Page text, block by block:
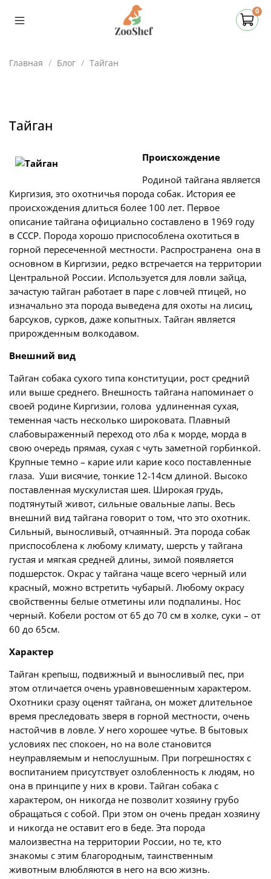
0
Главная Блог Тайган
Тайган
Происхождение
Родиной тайгана является
Киргизия, это охотничья порода собак. История ее
происхождения длиться более 100 лет. Первое
описание тайгана официально составлено в 1969 году
в СССР. Порода хорошо приспособлена охотиться в
горной пересеченной местности. Распространена она в
основном в Киргизии, редко встречается на территории
Центральной России. Используется для ловли зайца,
зачастую тайган работает в паре с ловчей птицей, но
изначально эта порода выведена для охоты на лисиц,
барсуков, сурков, даже копытных. Тайган является
прирожденным волкодавом.
Внешний вид
Тайган собака сухого типа конституции, рост средний
или выше среднего. Внешность тайгана напоминает о
своей родине Киргизии, голова удлиненная сухая,
теменная часть несколько широковата. Плавный
слабовыраженный переход ото лба к морде, морда в
свою очередь прямая, сухая с чуть заметной горбинкой.
Крупные темно – карие или карие косо поставленные
глаза. Уши висячие, тонкие 12-14см длиной. Высоко
поставленная мускулистая шея. Широкая грудь,
подтянутый живот, сильные овальные лапы. Весь
внешний вид тайгана говорит о том, что это охотник.
Сильный, выносливый, отчаянный. Эта порода собак
приспособлена к любому климату, шерсть у тайгана
густая и мягкая средней длины, зимой появляется
подшерсток. Окрас у тайгана чаще всего черный или
красный, можно встретить чубарый. Любому окрасу
свойственны белые отметины или подпалины. Нос
черный. Кобели ростом от 65 до 70 см в холке, суки – от
60 до 65см.
Характер
Тайган крепыш, подвижный и выносливый пес, при
этом отличается очень уравновешенным характером.
Охотники сразу оценят тайгана, он может длительное
время преследовать зверя в горной местности, очень
настойчив в ловле. У него хорошее чутье. В бытовых
условиях пес спокоен, но на воле становится
неуправляемым и непослушным. При погрешностях с
воспитанием присутствует озлобленность к людям, но
она в принципе у них в крови. Тайган собака с
характером, он никогда не позволит хозяину грубо
обращаться с собой. При этом он очень предан хозяину
и никогда не оставит его в беде. Эта порода
малоизвестна на территории России, но те, кто
знакомы с этим благородным, таинственным
животным влюбляются в него на всю жизнь.